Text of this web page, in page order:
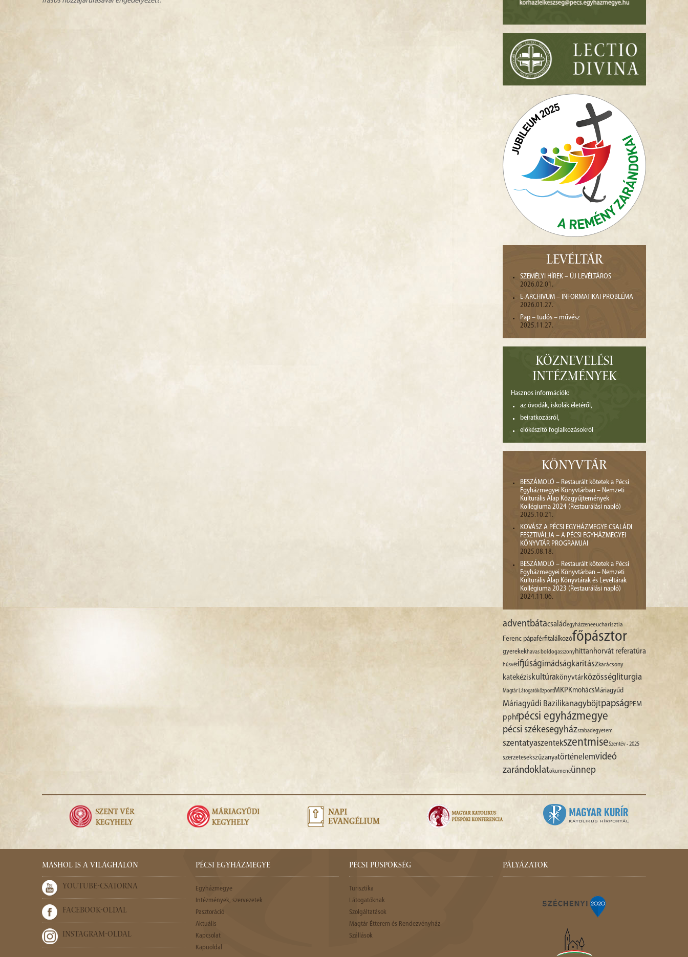
LEVÉLTÁR
SZEMÉLYI HÍREK – ÚJ LEVÉLTÁROS
2026.02.01.
E-ARCHIVUM – INFORMATIKAI PROBLÉMA
2026.01.27.
Pap – tudós – művész
2025.11.27.
KÖZNEVELÉSI
INTÉZMÉNYEK
Hasznos információk:
az óvodák, iskolák életéről,
beiratkozásról,
előkészítő foglalkozásokról
KÖNYVTÁR
BESZÁMOLÓ – Restaurált kötetek a Pécsi
Egyházmegyei Könyvtárban – Nemzeti
Kulturális Alap Közgyűjtemények
Kollégiuma 2024 (Restaurálási napló)
2025.10.21.
KOVÁSZ A PÉCSI EGYHÁZMEGYE CSALÁDI
FESZTIVÁLJA – A PÉCSI EGYHÁZMEGYEI
KÖNYVTÁR PROGRAMJAI
2025.08.18.
BESZÁMOLÓ – Restaurált kötetek a Pécsi
Egyházmegyei Könyvtárban – Nemzeti
Kulturális Alap Könyvtárak és Levéltárak
Kollégiuma 2023 (Restaurálási napló)
2024.11.06.
adventbátacsaládegyházzeneeucharisztia
Ferenc pápaférfitalálkozófőpásztor
gyerekekhavas boldogasszonyhittanhorvát referatúra
húsvétifjúságimádságkaritászkarácsony
katekéziskultúra könyvtárközösségliturgia
Magtár LátogatóközpontMKPKmohácsMáriagyűd
Máriagyűdi Bazilikanagyböjtpapság PEM
pphfpécsi egyházmegye
pécsi székesegyházszabadegyetem
szentatyaszentekszentmiseSzentév - 2025
szerzetesekszűzanyatörténelemvideó
zarándoklatökumenéünnep
MÁSHOL IS A VILÁGHÁLÓN
YOUTUBE-CSATORNA
FACEBOOK-OLDAL
INSTAGRAM-OLDAL
PÉCSI EGYHÁZMEGYE
Egyházmegye
Intézmények, szervezetek
Pasztoráció
Aktuális
Kapcsolat
Kapuoldal
PÉCSI PÜSPÖKSÉG
Turisztika
Látogatóknak
Szolgáltatások
Magtár Étterem és Rendezvényház
Szállások
PÁLYÁZATOK